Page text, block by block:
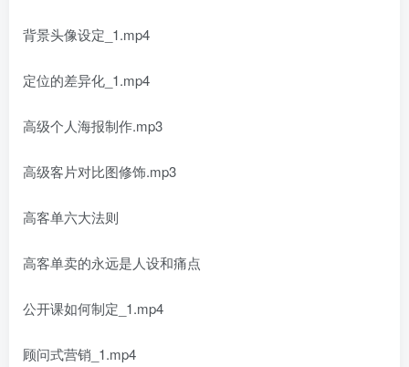
背景头像设定_1.mp4
定位的差异化_1.mp4
高级个人海报制作.mp3
高级客片对比图修饰.mp3
高客单六大法则
高客单卖的永远是人设和痛点
公开课如何制定_1.mp4
顾问式营销_1.mp4